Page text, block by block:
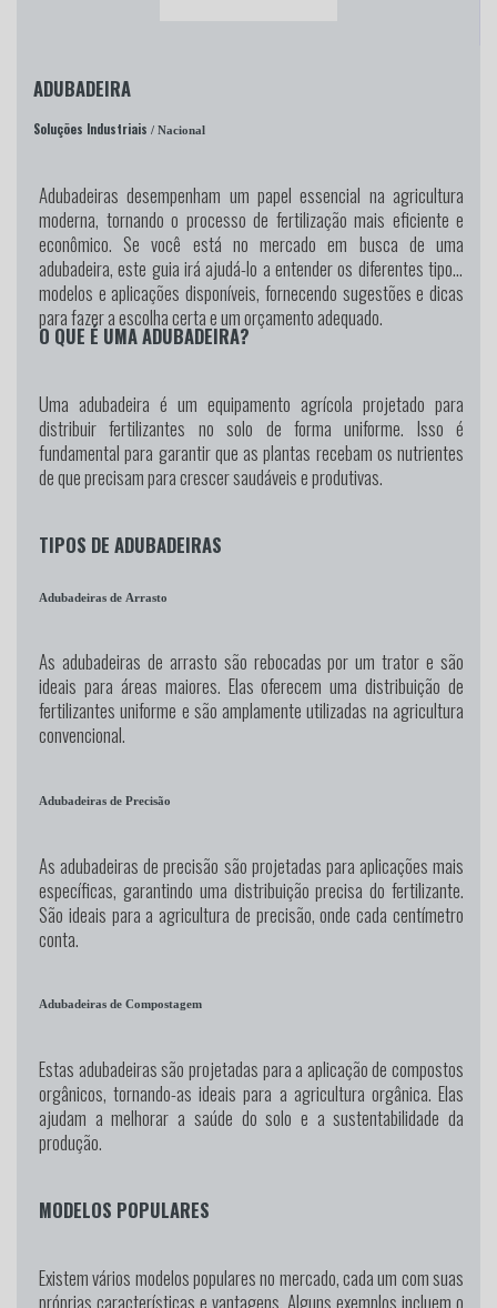
ADUBADEIRA
Soluções Industriais / Nacional
Adubadeiras desempenham um papel essencial na agricultura
moderna, tornando o processo de fertilização mais eficiente e
econômico. Se você está no mercado em busca de uma
adubadeira, este guia irá ajudá-lo a entender os diferentes tipos,
modelos e aplicações disponíveis, fornecendo sugestões e dicas
para fazer a escolha certa e um orçamento adequado.
O QUE É UMA ADUBADEIRA?
Uma adubadeira é um equipamento agrícola projetado para
distribuir fertilizantes no solo de forma uniforme. Isso é
fundamental para garantir que as plantas recebam os nutrientes
de que precisam para crescer saudáveis e produtivas.
TIPOS DE ADUBADEIRAS
Adubadeiras de Arrasto
As adubadeiras de arrasto são rebocadas por um trator e são
ideais para áreas maiores. Elas oferecem uma distribuição de
fertilizantes uniforme e são amplamente utilizadas na agricultura
convencional.
Adubadeiras de Precisão
As adubadeiras de precisão são projetadas para aplicações mais
específicas, garantindo uma distribuição precisa do fertilizante.
São ideais para a agricultura de precisão, onde cada centímetro
conta.
Adubadeiras de Compostagem
Estas adubadeiras são projetadas para a aplicação de compostos
orgânicos, tornando-as ideais para a agricultura orgânica. Elas
ajudam a melhorar a saúde do solo e a sustentabilidade da
produção.
MODELOS POPULARES
Existem vários modelos populares no mercado, cada um com suas
próprias características e vantagens. Alguns exemplos incluem o